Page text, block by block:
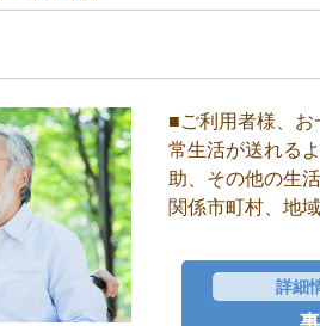
■ご利用者様、
常生活が送れる
助、その他の生
関係市町村、地
詳細